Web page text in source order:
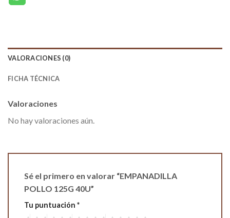
VALORACIONES (0)
FICHA TÉCNICA
Valoraciones
No hay valoraciones aún.
Sé el primero en valorar “EMPANADILLA
POLLO 125G 40U”
Tu puntuación *